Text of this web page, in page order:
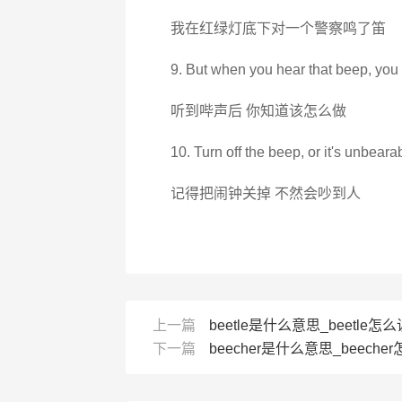
我在红绿灯底下对一个警察鸣了笛
9. But when you hear that beep,
听到哔声后 你知道该怎么做
10. Turn off the beep, or it's
记得把闹钟关掉 不然会吵到人
上一篇
beetle是什么意思_beetle怎么
下一篇
beecher是什么意思_beecher